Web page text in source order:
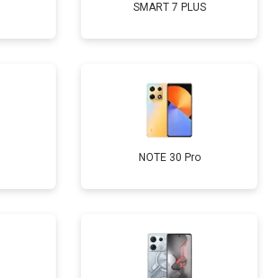
SMART 7 PLUS
NOTE 30 Pro